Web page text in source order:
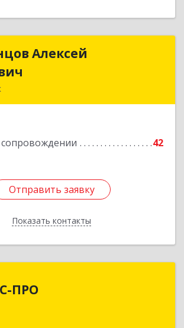
Алексей
42
Отправить заявку
Показать контакты
ИП Ляпунцов Алексей
Отправить заявку
Назад
ПРО
Тверская обл, Конаковский р-н,